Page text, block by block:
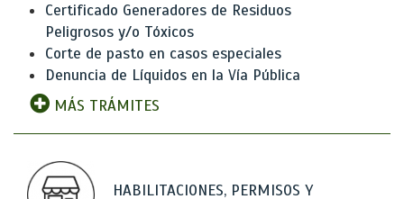
Certificado Generadores de Residuos
Peligrosos y/o Tóxicos
Corte de pasto en casos especiales
Denuncia de Líquidos en la Vía Pública
MÁS TRÁMITES
HABILITACIONES, PERMISOS Y